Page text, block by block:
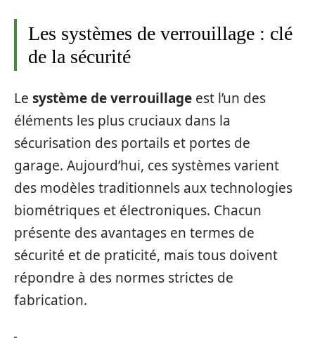
Les systèmes de verrouillage : clé
de la sécurité
Le système de verrouillage est l’un des
éléments les plus cruciaux dans la
sécurisation des portails et portes de
garage. Aujourd’hui, ces systèmes varient
des modèles traditionnels aux technologies
biométriques et électroniques. Chacun
présente des avantages en termes de
sécurité et de praticité, mais tous doivent
répondre à des normes strictes de
fabrication.